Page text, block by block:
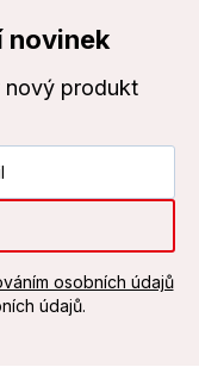
novinek
nový produkt
osobních údajů
údajů.